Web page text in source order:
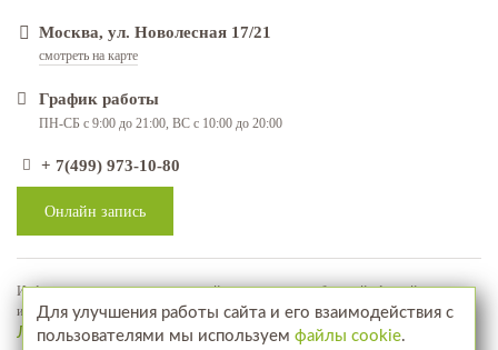
Москва, ул. Новолесная 17/21
смотреть на карте
График работы
ПН-СБ с 9:00 до 21:00, ВС с 10:00 до 20:00
+ 7(499) 973-10-80
Онлайн запись
Информация, представленная на сайте, не является публичной офертой, а
используется в качестве рекламно-информационных материалов
Лицензия № ЛО-77-01-018071
Для улучшения работы сайта и его взаимодействия с
пользователями мы используем файлы cookie.